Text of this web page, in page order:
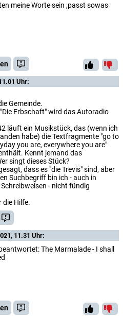
meine Worte sein ,passt sowas
Uhr:
Gemeinde.
Erbschaft" wird das Autoradio
läuft ein Musikstück, das (wenn ich
habe) die Textfragmente "go to
you are, everywhere you are"
Kennt jemand das
singt dieses Stück?
dass es "die Trevis" sind, aber
Suchbegriff bin ich - auch in
- nicht fündig
die Hilfe.
11.31 Uhr:
The Marmalade - I shall